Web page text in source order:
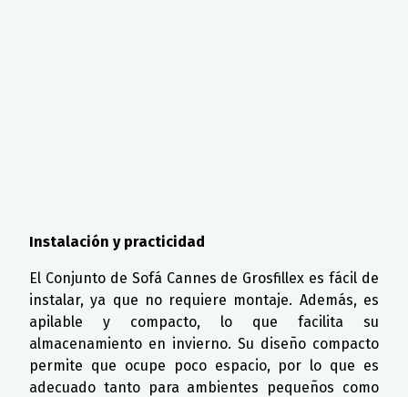
Instalación y practicidad
El Conjunto de Sofá Cannes de Grosfillex es fácil de
instalar, ya que no requiere montaje. Además, es
apilable y compacto, lo que facilita su
almacenamiento en invierno. Su diseño compacto
permite que ocupe poco espacio, por lo que es
adecuado tanto para ambientes pequeños como